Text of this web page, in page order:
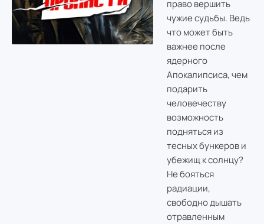
право вершить
чужие судьбы. Ведь
что может быть
важнее после
ядерного
Апокалипсиса, чем
подарить
человечеству
возможность
подняться из
тесных бункеров и
убежищ к солнцу?
Не бояться
радиации,
свободно дышать
отравленным